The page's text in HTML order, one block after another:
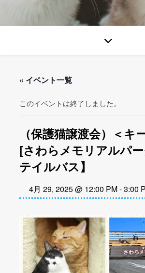
« イベント一覧
このイベントは終了しました。
（保護猫譲渡会）＜キ
[さわらメモリアルパ
テイルバス】
4月 29, 2025 @ 12:00 PM-3:00